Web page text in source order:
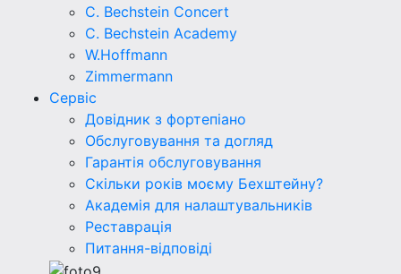
C. Bechstein Concert
C. Bechstein Academy
W.Hoffmann
Zimmermann
Сервіс
Довідник з фортепіано
Обслуговування та догляд
Гарантія обслуговування
Скільки років моєму Бехштейну?
Академія для налаштувальників
Реставрація
Питання-відповіді